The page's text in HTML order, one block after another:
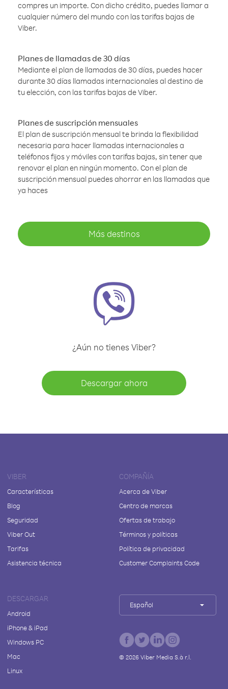
compres un importe. Con dicho crédito, puedes llamar a
cualquier número del mundo con las tarifas bajas de
Viber.
Planes de llamadas de 30 días
Mediante el plan de llamadas de 30 días, puedes hacer
durante 30 días llamadas internacionales al destino de
tu elección, con las tarifas bajas de Viber.
Planes de suscripción mensuales
El plan de suscripción mensual te brinda la flexibilidad
necesaria para hacer llamadas internacionales a
teléfonos fijos y móviles con tarifas bajas, sin tener que
renovar el plan en ningún momento. Con el plan de
suscripción mensual puedes ahorrar en las llamadas que
ya haces
Más destinos
¿Aún no tienes Viber?
Descargar ahora
VIBER
Características
Blog
Seguridad
Viber Out
Tarifas
Asistencia técnica
COMPAÑÍA
Acerca de Viber
Centro de marcas
Ofertas de trabajo
Términos y políticas
Política de privacidad
Customer Complaints Code
DESCARGAR
Android
iPhone & iPad
Windows PC
Mac
Linux
Español
© 2026Viber Media S.à r.l.